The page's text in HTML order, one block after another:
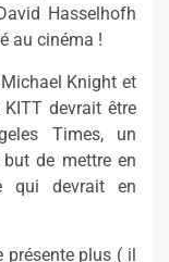
Hasselhofh
au cinéma !
Knight et
devrait être
Times, un
de mettre en
qui devrait en
présente plus ( il